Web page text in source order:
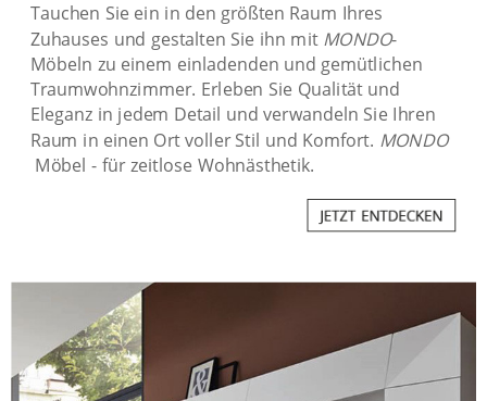
Tauchen Sie ein in den größten Raum Ihres
Zuhauses und gestalten Sie ihn mit MONDO-
Möbeln zu einem einladenden und gemütlichen
Traumwohnzimmer. Erleben Sie Qualität und
Eleganz in jedem Detail und verwandeln Sie Ihren
Raum in einen Ort voller Stil und Komfort. MONDO
Möbel - für zeitlose Wohnästhetik.